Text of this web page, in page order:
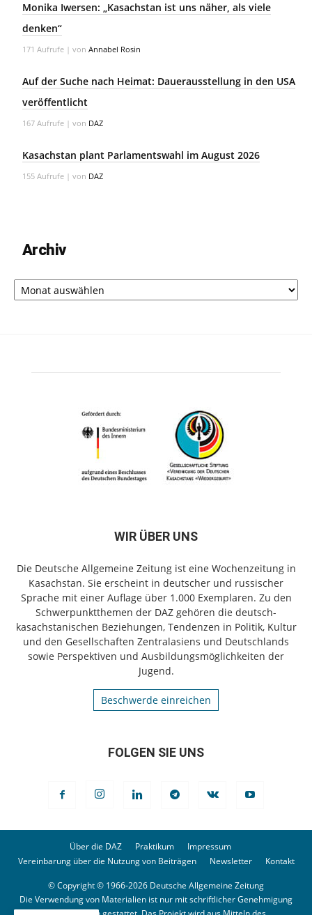
Monika Iwersen: „Kasachstan ist uns näher, als viele
denken“
171 Aufrufe | von Annabel Rosin
Auf der Suche nach Heimat: Dauerausstellung in den USA
veröffentlicht
167 Aufrufe | von DAZ
Kasachstan plant Parlamentswahl im August 2026
155 Aufrufe | von DAZ
Archiv
Archiv
WIR ÜBER UNS
Die Deutsche Allgemeine Zeitung ist eine Wochenzeitung in
Kasachstan. Sie erscheint in deutscher und russischer
Sprache mit einer Auflage über 1.000 Exemplaren. Zu den
Schwerpunktthemen der DAZ gehören die deutsch-
kasachstanischen Beziehungen, Tendenzen in Politik, Kultur
und den Gesellschaften Zentralasiens und Deutschlands
sowie Perspektiven und Ausbildungsmöglichkeiten der
Jugend.
Beschwerde einreichen
FOLGEN SIE UNS
Über die DAZ Praktikum
Impressum
Vereinbarung über die Nutzung von Beiträgen
Newsletter Kontakt
© Copyright © 1966-2026 Deutsche Allgemeine Zeitung
Die Verwendung von Materialien ist nur mit schriftlicher Genehmigung